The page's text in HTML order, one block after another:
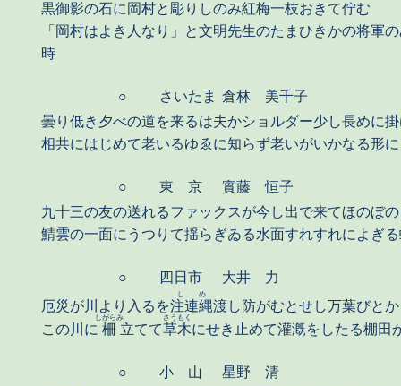
黒御影の石に岡村と彫りしのみ紅梅一枝おきて佇む
「岡村はよき人なり」と文明先生のたまひきかの将軍
時
○ さいたま 倉林 美千子
曇り低き夕べの道を来るは夫かショルダー少し長めに
相共にはじめて老いるゆゑに知らず老いがいかなる形
○ 東 京
實藤 恒子
九十三の友の送れるファックスが今し出で来てほのぼ
鯖雲の一面にうつりて揺らぎゐる水面すれすれによぎ
○ 四日市
大井 力
厄災が川より入るを注連縄
しめ
渡し防がむとせし万葉びとか
この川に 柵
しがらみ
立てて草木
さうもく
にせき止めて灌漑をしたる棚田
○ 小 山
星野 清